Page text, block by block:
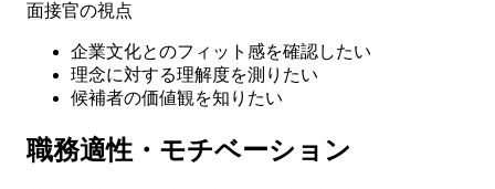
面接官の視点
企業文化とのフィット感を確認したい
理念に対する理解度を測りたい
候補者の価値観を知りたい
職務適性・モチベーション